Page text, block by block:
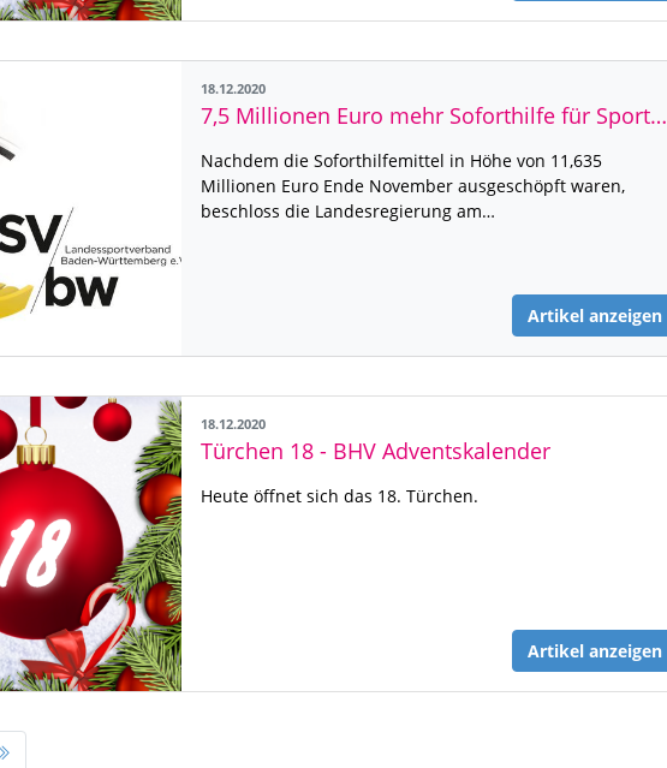
18.12.2020
7,5 Millionen Euro mehr Soforthilfe für Sportvereine
Nachdem die Soforthilfemittel in Höhe von 11,635
Millionen Euro Ende November ausgeschöpft waren,
beschloss die Landesregierung am…
Artikel anzeigen
18.12.2020
Türchen 18 - BHV Adventskalender
Heute öffnet sich das 18. Türchen.
Artikel anzeigen